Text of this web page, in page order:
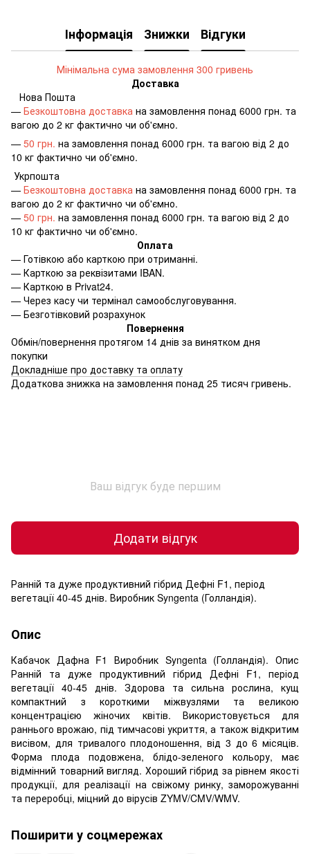
Інформація Знижки Відгуки
Мінімальна сума замовлення 300 гривень
Доставка
Нова Пошта
— Безкоштовна доставка на замовлення понад 6000 грн. та
вагою до 2 кг фактично чи об'ємно.
— 50 грн. на замовлення понад 6000 грн. та вагою від 2 до
10 кг фактично чи об'ємно.
Укрпошта
— Безкоштовна доставка на замовлення понад 6000 грн. та
вагою до 2 кг фактично чи об'ємно.
— 50 грн. на замовлення понад 6000 грн. та вагою від 2 до
10 кг фактично чи об'ємно.
Оплата
— Готівкою або карткою при отриманні.
— Карткою за реквізитами IBAN.
— Карткою в Privat24.
— Через касу чи термінал самообслуговування.
— Безготівковий розрахунок
Повернення
Обмін/повернення протягом 14 днів за винятком дня
покупки
Докладніше про доставку та оплату
Додаткова знижка на замовлення понад 25 тисяч гривень.
Ваш відгук буде першим
Додати відгук
Ранній та дуже продуктивний гібрид Дефні F1, період
вегетації 40-45 днів. Виробник Syngenta (Голландія).
Опис
Кабачок Дафна F1 Виробник Syngenta (Голландія). Опис
Ранній та дуже продуктивний гібрид Дефні F1, період
вегетації 40-45 днів. Здорова та сильна рослина, кущ
компактний з короткими міжвузлями та великою
концентрацією жіночих квітів. Використовується для
раннього врожаю, під тимчасові укриття, а також відкритим
висівом, для тривалого плодоношення, від 3 до 6 місяців.
Форма плода подовжена, блідо-зеленого кольору, має
відмінний товарний вигляд. Хороший гібрид за рівнем якості
продукції, для реалізації на свіжому ринку, заморожуванні
та переробці, міцний до вірусів ZYMV/CMV/WMV.
Поширити у соцмережах